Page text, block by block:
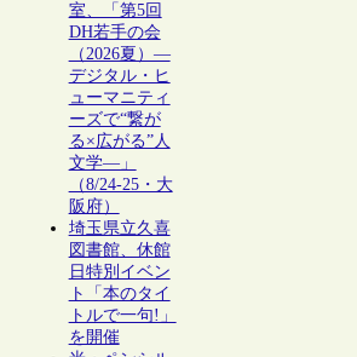
室、「第5回
DH若手の会
（2026夏）―
デジタル・ヒ
ューマニティ
ーズで“繋が
る×広がる”人
文学―」
（8/24-25・大
阪府）
埼玉県立久喜
図書館、休館
日特別イベン
ト「本のタイ
トルで一句!」
を開催